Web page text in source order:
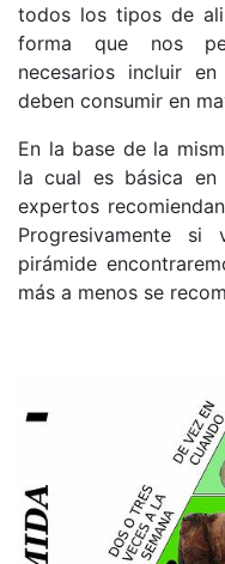
todos los tipos de
forma que nos
necesarios incluir
deben consumir en
En la base de la
la cual es básica
expertos
Progresivamente si
pirámide
más a menos se